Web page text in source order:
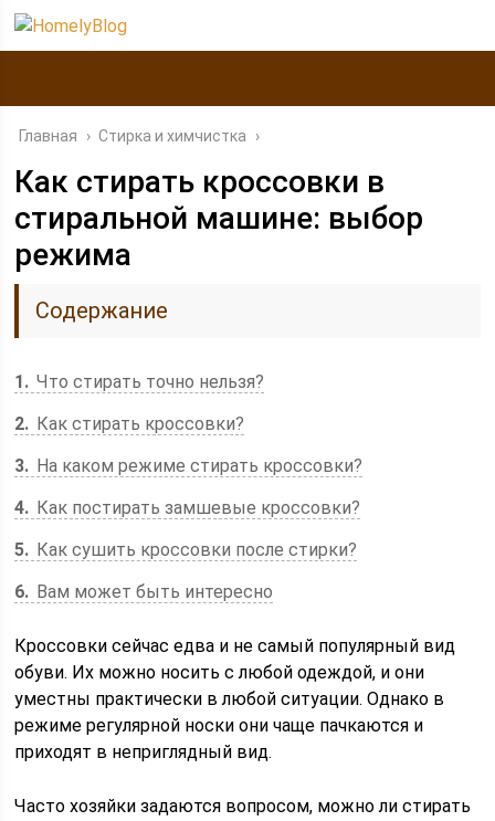
Главная › Стирка и химчистка ›
Как стирать кроссовки в
стиральной машине: выбор
режима
Содержание
1
Что стирать точно нельзя?
2
Как стирать кроссовки?
3
На каком режиме стирать кроссовки?
4
Как постирать замшевые кроссовки?
5
Как сушить кроссовки после стирки?
6
Вам может быть интересно
Кроссовки сейчас едва и не самый популярный вид
обуви. Их можно носить с любой одеждой, и они
уместны практически в любой ситуации. Однако в
режиме регулярной носки они чаще пачкаются и
приходят в неприглядный вид.
Часто хозяйки задаются вопросом, можно ли стирать